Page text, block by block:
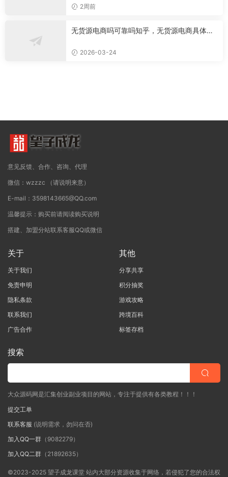
2周前
无货源电商吗可靠吗知乎，无货源电商具体是
2026-03-24
意见反馈、合作、咨询、代理
微信：wzzzc （请说明来意）
E-mail：3598143665@QQ.com
温馨提示：购买前请阅读购买说明
搭建、加盟分站联系客服QQ或微信
关于
关于我们
免责申明
隐私条款
联系我们
广告合作
其他
分享共享
积分抽奖
游戏攻略
跨境百科
标签存档
搜索
大众源码网是汇集创业副业项目的网站，专注于提供有各类教程！！！
提交工单
联系客服 (说明需求，勿问在否)
加入QQ一群 （9082279）
加入QQ二群 （21892635）
©2023-2025 望子成龙课堂 站内大部分资源收集于网络，若侵犯了您的合法权